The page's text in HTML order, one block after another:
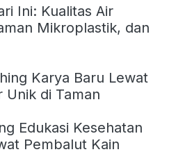
Ini: Kualitas Air
Mikroplastik, dan
Karya Baru Lewat
Unik di Taman
Edukasi Kesehatan
Pembalut Kain